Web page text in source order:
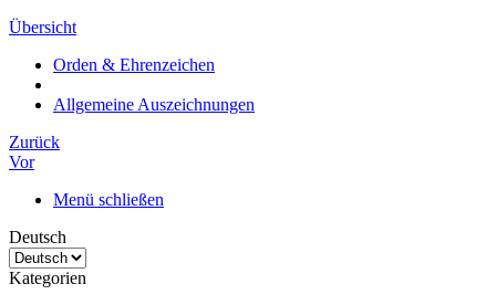
Übersicht
Orden & Ehrenzeichen
Allgemeine Auszeichnungen
Zurück
Vor
Menü schließen
Deutsch
Kategorien